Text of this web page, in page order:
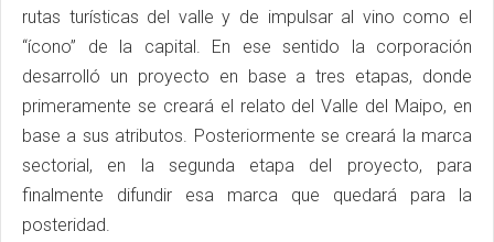
rutas turísticas del valle y de impulsar al vino como el
“ícono” de la capital. En ese sentido la corporación
desarrolló un proyecto en base a tres etapas, donde
primeramente se creará el relato del Valle del Maipo, en
base a sus atributos. Posteriormente se creará la marca
sectorial, en la segunda etapa del proyecto, para
finalmente difundir esa marca que quedará para la
posteridad.